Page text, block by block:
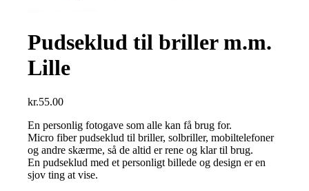
Pudseklud til briller m.m.
Lille
kr.55.00
En personlig fotogave som alle kan få brug for.
Micro fiber pudseklud til briller, solbriller, mobiltelefoner
og andre skærme, så de altid er rene og klar til brug.
En pudseklud med et personligt billede og design er en
sjov ting at vise.